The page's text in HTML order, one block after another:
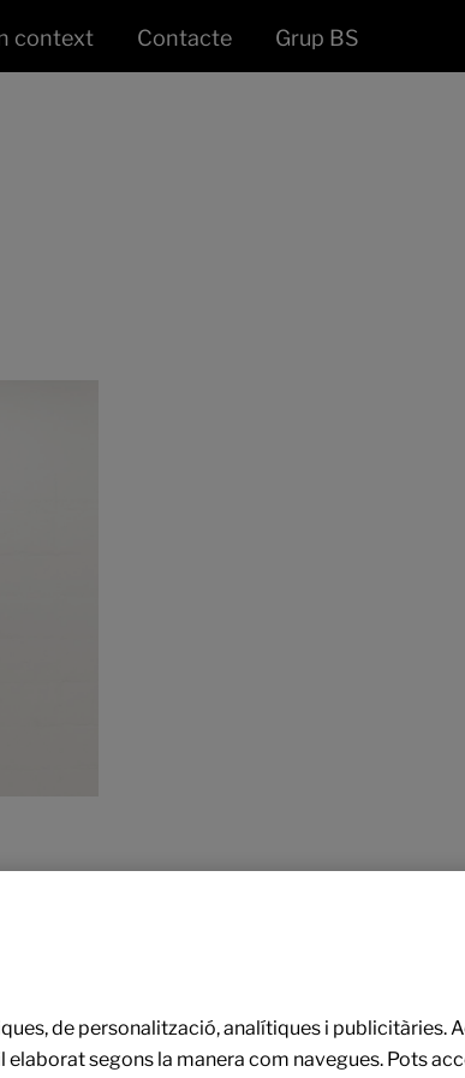
context Contacte Grup BS
de personalització, analítiques i publicitàries.
segons la manera com navegues. Pots